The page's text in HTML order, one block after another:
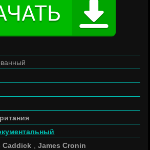
Caddick ,James Cronin